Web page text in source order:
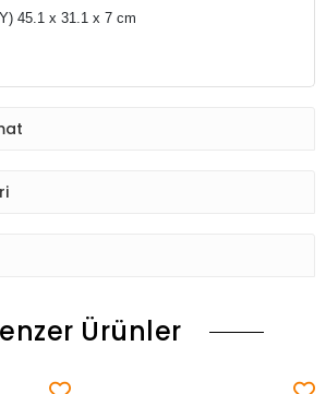
45.1 x 31.1 x 7 cm
Ürünler